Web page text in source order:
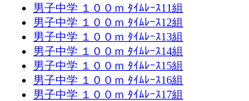
男子中学 １００ｍ ﾀｲﾑﾚｰｽ11組
男子中学 １００ｍ ﾀｲﾑﾚｰｽ12組
男子中学 １００ｍ ﾀｲﾑﾚｰｽ13組
男子中学 １００ｍ ﾀｲﾑﾚｰｽ14組
男子中学 １００ｍ ﾀｲﾑﾚｰｽ15組
男子中学 １００ｍ ﾀｲﾑﾚｰｽ16組
男子中学 １００ｍ ﾀｲﾑﾚｰｽ17組